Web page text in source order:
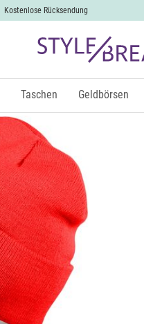
Kostenlose Rücksendung
Taschen Geldbörsen